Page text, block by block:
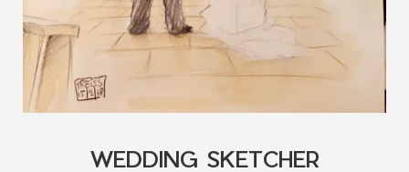
WEDDING SKETCHER